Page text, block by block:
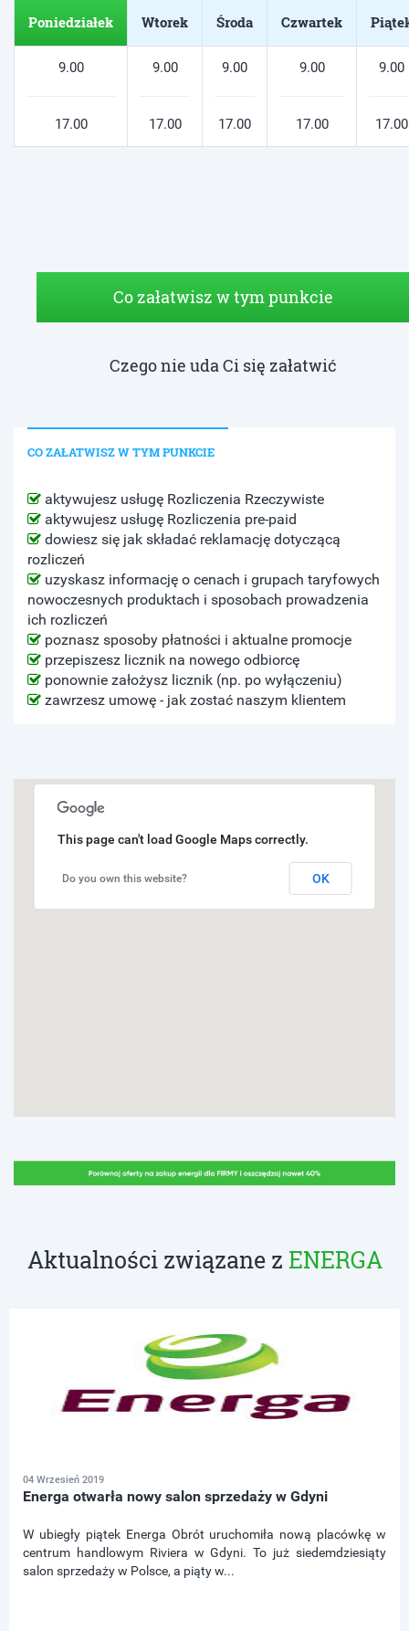
Poniedziałek Wtorek Środa Czwartek
9.00
17.00
9.00
17.00
9.00
17.00
9.00
17.00
9.00
17.00
Co załatwisz w tym punkcie
Czego nie uda Ci się załatwić
CO ZAŁATWISZ W TYM PUNKCIE
aktywujesz usługę Rozliczenia Rzeczywiste
aktywujesz usługę Rozliczenia pre-paid
dowiesz się jak składać reklamację dotyczącą
rozliczeń
uzyskasz informację o cenach i grupach taryfowych
nowoczesnych produktach i sposobach prowadzenia
ich rozliczeń
poznasz sposoby płatności i aktualne promocje
przepiszesz licznik na nowego odbiorcę
ponownie założysz licznik (np. po wyłączeniu)
zawrzesz umowę - jak zostać naszym klientem
This page can't load Google Maps correctly.
Do you own this website? OK
Aktualności związane z ENERGA
04 Wrzesień 2019
Energa otwarła nowy salon sprzedaży w Gdyni
W ubiegły piątek Energa Obrót uruchomiła nową placówkę w
centrum handlowym Riviera w Gdyni. To już siedemdziesiąty
salon sprzedaży w Polsce, a piąty w...